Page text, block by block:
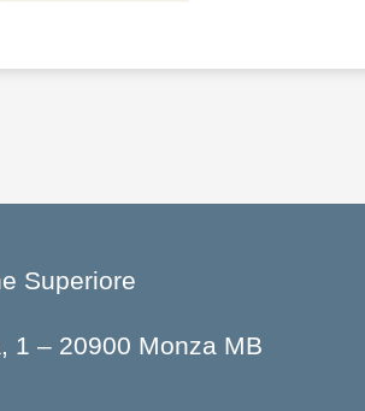
Superiore
1 – 20900 Monza MB